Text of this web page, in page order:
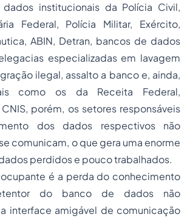
institucionais da Polícia Civil,
Federal, Polícia Militar, Exército,
ABIN, Detran, bancos de dados
especializadas em lavagem
ilegal, assalto a banco e, ainda,
como os da Receita Federal,
porém, os setores responsáveis
dos dados respectivos não
comunicam, o que gera uma enorme
perdidos e pouco trabalhados.
é a perda do conhecimento
do banco de dados não
interface amigável de comunicação